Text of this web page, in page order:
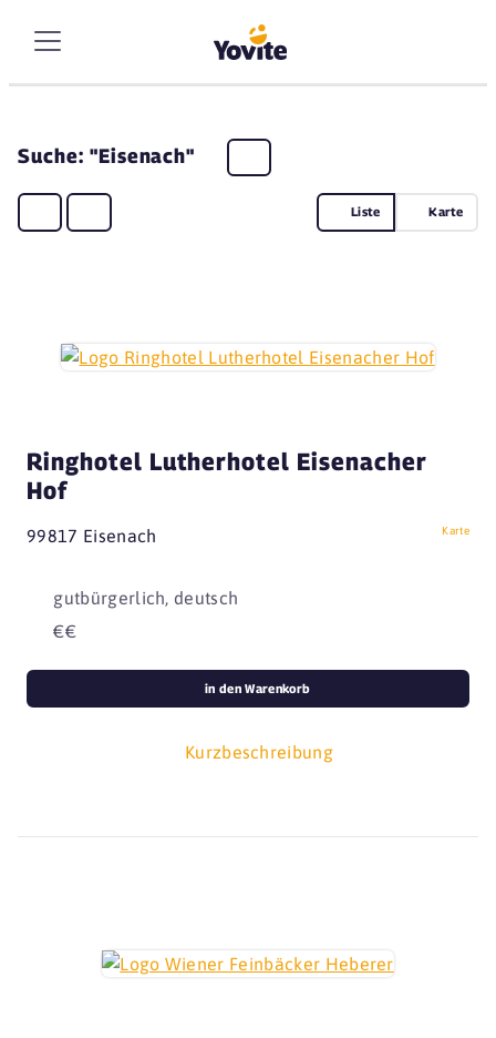
Suche: "Eisenach"
Liste Karte
Ringhotel Lutherhotel Eisenacher
Hof
99817 Eisenach Karte
gutbürgerlich, deutsch
€€
Kurzbeschreibung
in den Warenkorb